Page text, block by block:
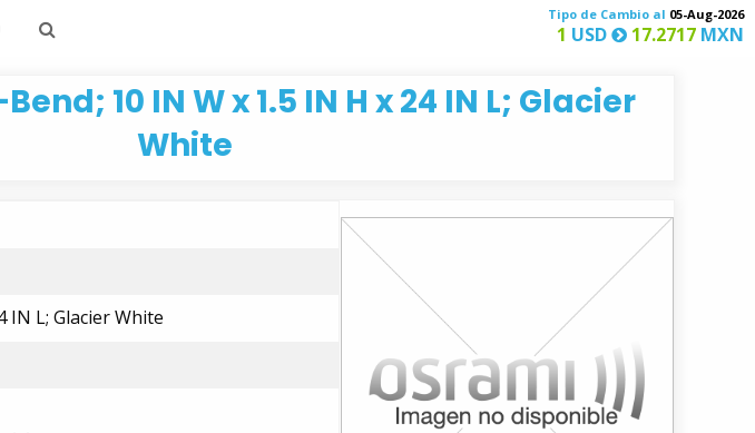
Tipo de Cambio al 05-Aug-2026
1 USD 17.2717 MXN
10 IN W x 1.5 IN H x 24 IN L; Glacier
White
IN L; Glacier White